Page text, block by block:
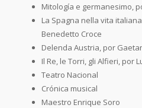
Mitología e germanesimo,
La Spagna nella vita
Benedetto Croce
Delenda Austria, por
Il Re, le Torri, gli Alfieri, por
Teatro Nacional
Crónica musical
Maestro Enrique Soro